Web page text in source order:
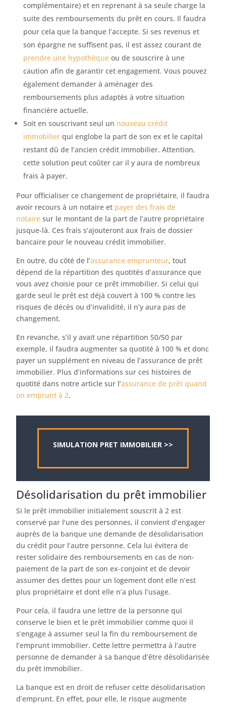
complémentaire) et en reprenant à sa seule charge la
suite des remboursements du prêt en cours. Il faudra
pour cela que la banque l’accepte. Si ses revenus et
son épargne ne suffisent pas, il est assez courant de
prendre une hypothèque ou de souscrire à une
caution afin de garantir cet engagement. Vous pouvez
également demander à aménager des
remboursements plus adaptés à votre situation
financière actuelle.
Soit en souscrivant seul un nouveau crédit
immobilier qui englobe la part de son ex et le capital
restant dû de l’ancien crédit immobilier. Attention,
cette solution peut coûter car il y aura de nombreux
frais à payer.
Pour officialiser ce changement de propriétaire, il faudra
avoir recours à un notaire et payer des frais de
notaire sur le montant de la part de l’autre propriétaire
jusque-là. Ces frais s’ajouteront aux frais de dossier
bancaire pour le nouveau crédit immobilier.
En outre, du côté de l’assurance emprunteur, tout
dépend de la répartition des quotités d’assurance que
vous avez choisie pour ce prêt immobilier. Si celui qui
garde seul le prêt est déjà couvert à 100 % contre les
risques de décès ou d’invalidité, il n’y aura pas de
changement.
En revanche, s’il y avait une répartition 50/50 par
exemple, il faudra augmenter sa quotité à 100 % et donc
payer un supplément en niveau de l’assurance de prêt
immobilier. Plus d’informations sur ces histoires de
quotité dans notre article sur l’assurance de prêt quand
on emprunt à 2.
SIMULATION PRET IMMOBILIER >>
Désolidarisation du prêt immobilier
Si le prêt immobilier initialement souscrit à 2 est
conservé par l’une des personnes, il convient d’engager
auprès de la banque une demande de désolidarisation
du crédit pour l’autre personne. Cela lui évitera de
rester solidaire des remboursements en cas de non-
paiement de la part de son ex-conjoint et de devoir
assumer des dettes pour un logement dont elle n’est
plus propriétaire et dont elle n’a plus l’usage.
Pour cela, il faudra une lettre de la personne qui
conserve le bien et le prêt immobilier comme quoi il
s’engage à assumer seul la fin du remboursement de
l’emprunt immobilier. Cette lettre permettra à l’autre
personne de demander à sa banque d’être désolidarisée
du prêt immobilier.
La banque est en droit de refuser cette désolidarisation
d’emprunt. En effet, pour elle, le risque augmente